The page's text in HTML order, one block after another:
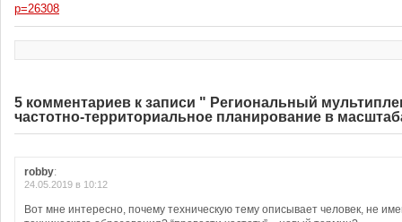
p=26308
5 комментариев к записи " Региональный
частотно-территориальное планирование в
robby:
24.05.2019 в 10:12
Вот мне интересно, почему техническую тему описывает человек, не